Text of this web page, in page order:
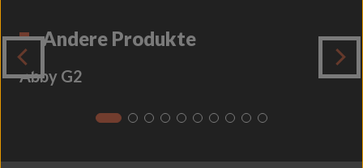
Andere Produkte
Abby G2